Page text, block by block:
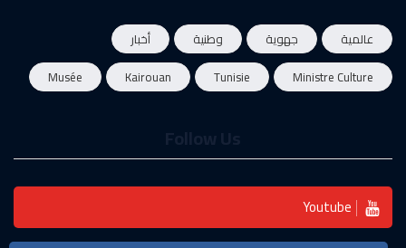
عالمية جهوية وطنية
أخبار
Ministre Culture
Tunisie
Kairouan
Musée
Youtube